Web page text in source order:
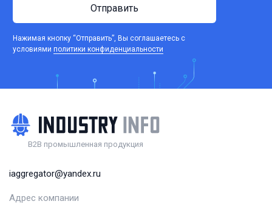
Отправить
Нажимая кнопку “Отправить”, Вы соглашаетесь c
условиями политики конфиденциальности
B2B промышленная продукция
iaggregator@yandex.ru
Адрес компании